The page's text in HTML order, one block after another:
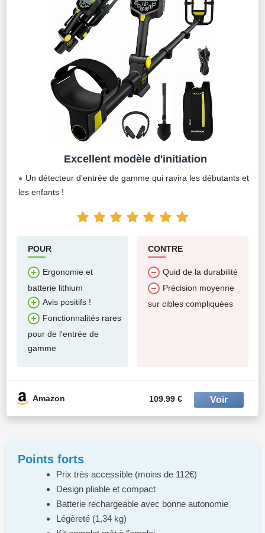
Excellent modèle d'initiation
Un détecteur d'entrée de gamme qui ravira les débutants et
les enfants !
POUR
Ergonomie et
batterie lithium
Avis positifs !
Fonctionnalités rares
pour de l'entrée de
gamme
CONTRE
Quid de la durabilité
Précision moyenne
sur cibles compliquées
Amazon 109.99 €
Points forts
Prix très accessible (moins de 112€)
Design pliable et compact
Batterie rechargeable avec bonne autonomie
Légèreté (1,34 kg)